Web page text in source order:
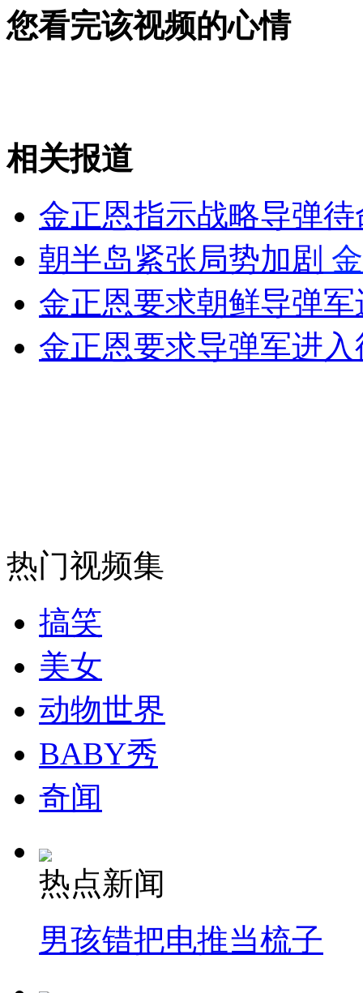
女子总结相亲秘笈 两句话套出男方财力
女孩北京地铁殴打老人 痛下狠手拳打脚踢
无痛分娩是否安全 医生回应
外交部：反对强权政治霸凌主义
走！跟着总书记去植树
纽约上演“枕头大战”
司机酒驾遇交警 急速倒车逃窜
您看完该视频的心情
相关报道
金正恩指示战略导弹
朝半岛紧张局势加剧
金正恩要求朝鲜导弹
金正恩要求导弹军进
热门视频集
搞笑
美女
动物世界
BABY秀
奇闻
热点新闻
男孩错把电推当梳子